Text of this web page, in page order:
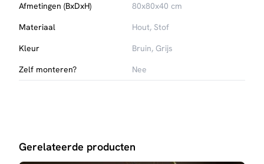
Afmetingen (BxDxH)
80x80x40 cm
Materiaal
Hout, Stof
Kleur
Bruin, Grijs
Zelf monteren?
Nee
Gerelateerde producten